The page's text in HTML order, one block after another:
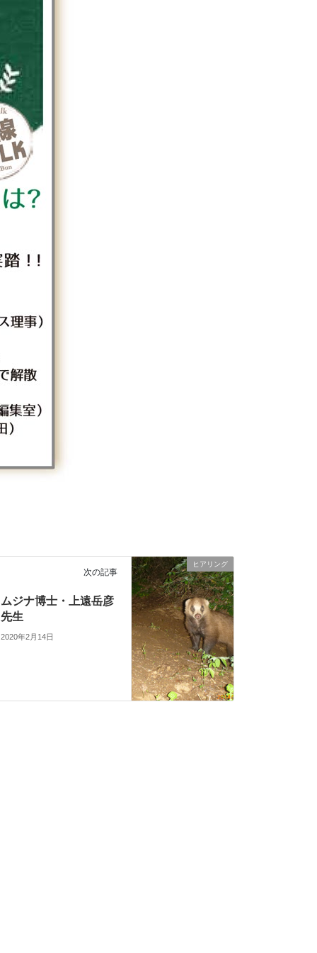
ヒアリング
次の記事
ムジナ博士・上遠岳彦
先生
2020年2月14日